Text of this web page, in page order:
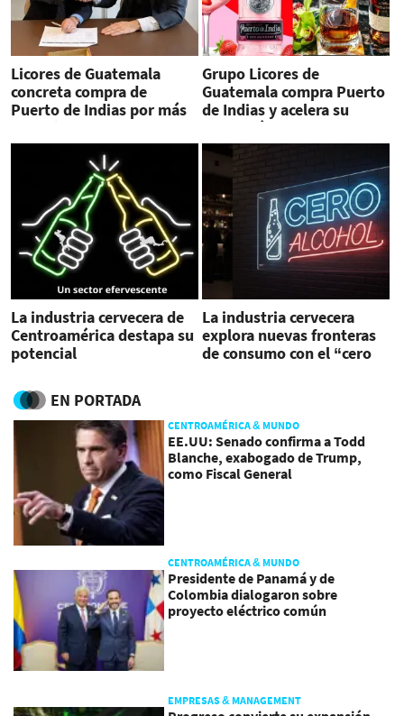
Licores de Guatemala
concreta compra de
Puerto de Indias por más
Grupo Licores de
Guatemala compra Puerto
de Indias y acelera su
expansión en Europa
La industria cervecera de
Centroamérica destapa su
potencial
La industria cervecera
explora nuevas fronteras
de consumo con el “cero
EN PORTADA
CENTROAMÉRICA & MUNDO
EE.UU: Senado confirma a Todd
Blanche, exabogado de Trump,
como Fiscal General
CENTROAMÉRICA & MUNDO
Presidente de Panamá y de
Colombia dialogaron sobre
proyecto eléctrico común
EMPRESAS & MANAGEMENT